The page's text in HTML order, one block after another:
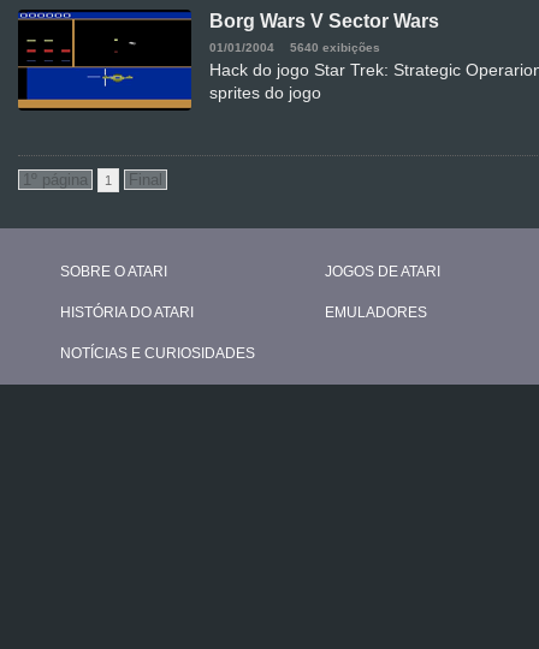
Borg Wars V Sector Wars
01/01/2004 5640 exibições
Hack do jogo Star Trek: Strategic
sprites do jogo
1
SOBRE O ATARI
HISTÓRIA DO ATARI
NOTÍCIAS E CURIOSIDADES
JOGOS DE ATARI
EMULADORES